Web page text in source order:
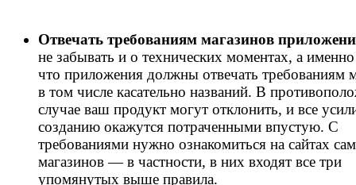
Отвечать требованиям магазинов
не забывать и о технических моментах, а
что приложения должны отвечать требованиям
в том числе касательно названий. В
случае ваш продукт могут отклонить, и все
созданию окажутся потраченными впустую. С
требованиями нужно ознакомиться на сайтах
магазинов — в частности, в них входят все три
упомянутых выше правила.